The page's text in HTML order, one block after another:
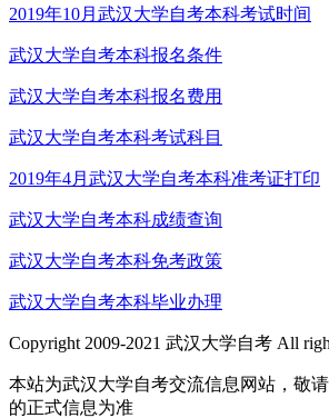
2019年10月武汉大学自考本科考试时间
武汉大学自考本科报名条件
武汉大学自考本科报名费用
武汉大学自考本科考试科目
2019年4月武汉大学自考本科准考证打印
武汉大学自考本科成绩查询
武汉大学自考本科免考政策
武汉大学自考本科毕业办理
Copyright 2009-2021 武汉大学自考 All
本站为武汉大学自考交流信息网站，敬
的正式信息为准